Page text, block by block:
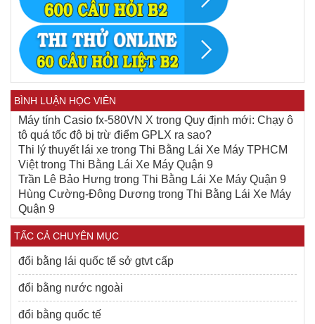
BÌNH LUẬN HỌC VIÊN
Máy tính Casio fx-580VN X trong Quy định mới: Chạy ô
tô quá tốc độ bị trừ điểm GPLX ra sao?
Thi lý thuyết lái xe trong Thi Bằng Lái Xe Máy TPHCM
Việttrong Thi Bằng Lái Xe Máy Quận 9
Trần Lê Bảo Hưng trong Thi Bằng Lái Xe Máy Quận 9
Hùng Cường-Đông Dương trong Thi Bằng Lái Xe Máy
Quận 9
TẤC CẢ CHUYÊN MỤC
đổi bằng lái quốc tế sở gtvt cấp
đổi bằng nước ngoài
đổi bằng quốc tế